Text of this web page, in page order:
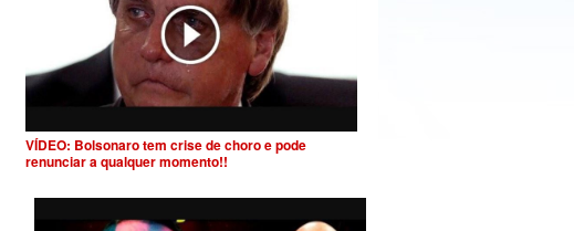
VÍDEO: Bolsonaro tem crise de choro e pode
renunciar a qualquer momento!!